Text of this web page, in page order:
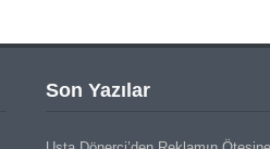
Son Yazılar